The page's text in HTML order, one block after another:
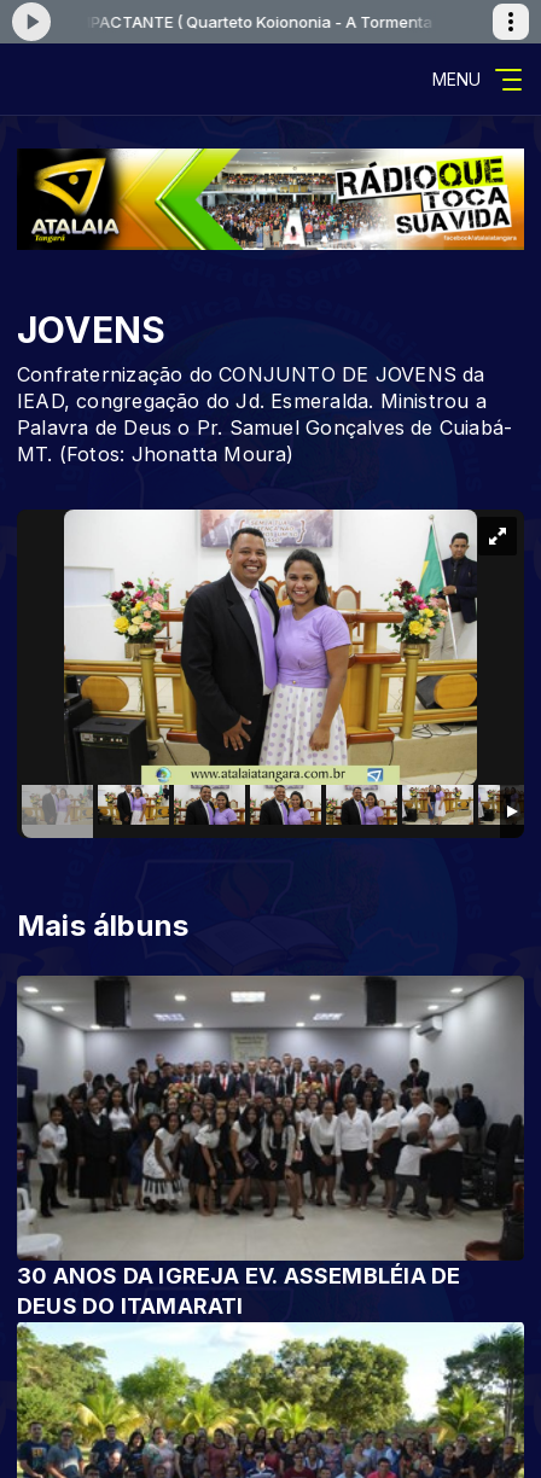
IMPACTANTE ( Quarteto Koiononia - A Tormenta )Tocando agora:
MENU
JOVENS
Confraternização do CONJUNTO DE JOVENS da
IEAD, congregação do Jd. Esmeralda. Ministrou a
Palavra de Deus o Pr. Samuel Gonçalves de Cuiabá-
MT. (Fotos: Jhonatta Moura)
Mais álbuns
30 ANOS DA IGREJA EV. ASSEMBLÉIA DE
DEUS DO ITAMARATI